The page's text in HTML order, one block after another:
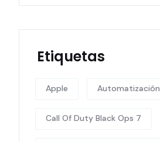
Etiquetas
Apple Automatización
Call Of Duty Black Ops 7